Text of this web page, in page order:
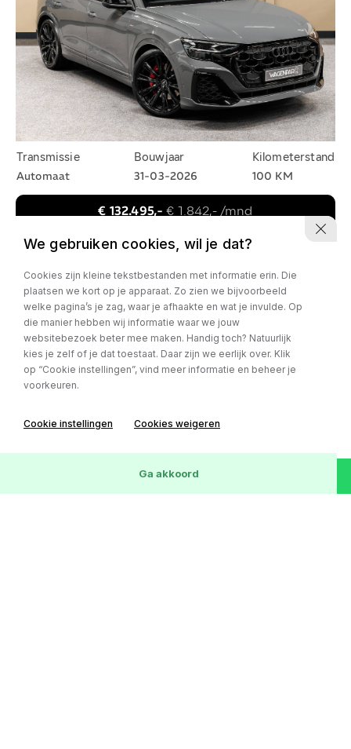
Transmissie
Automaat
Bouwjaar
31-03-2026
Kilometerstand
100 KM
€ 132.495,-€ 1.842,- /mnd
AUDI Q8
We gebruiken cookies, wil je dat?
Cookies zijn kleine tekstbestanden met informatie erin. Die
plaatsen we kort op je apparaat. Zo zien we bijvoorbeeld
welke pagina’s je zag, waar je afhaakte en wat je invulde. Op
die manier hebben wij informatie waar we jouw
websitebezoek beter mee maken. Handig toch? Natuurlijk
kies je zelf of je dat toestaat. Daar zijn we eerlijk over. Klik
op “Cookie instellingen”, vind meer informatie en beheer je
voorkeuren.
Cookie instellingen Cookies weigeren
Ga akkoord